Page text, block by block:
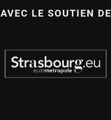
AVEC LE SOUTIEN DE